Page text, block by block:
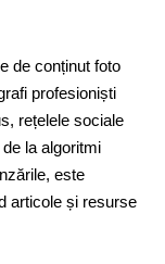
de conținut foto
profesioniști
rețelele sociale
la algoritmi
este
articole și resurse